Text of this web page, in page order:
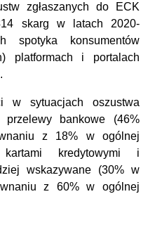
zgłaszanych do ECK
skarg w latach 2020-
konsumentów
platformach i portalach
w sytuacjach oszustwa
bankowe (46%
z 18% w ogólnej
kredytowymi i
wskazywane (30% w
z 60% w ogólnej